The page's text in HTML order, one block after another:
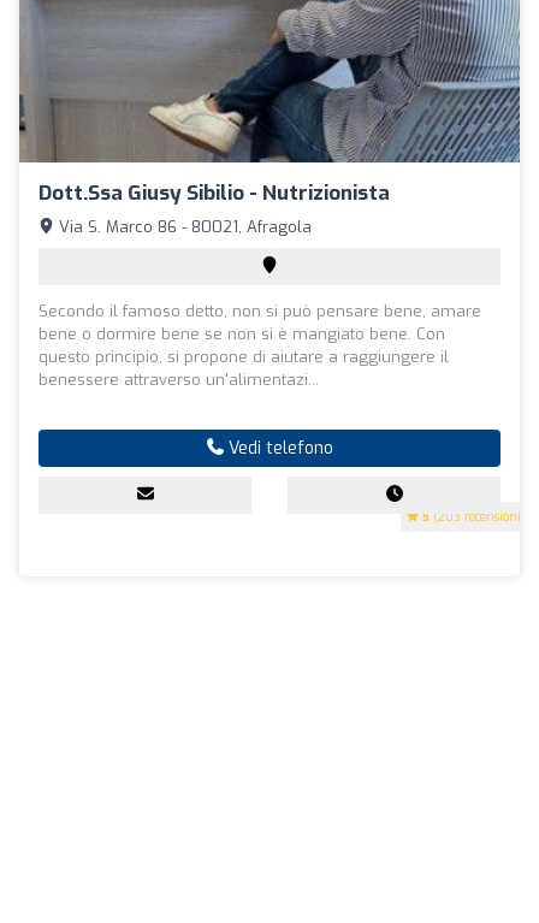
Dott.ssa Giusy Sibilio - Nutrizionista
5 (203 recensioni)
Via S. Marco 86 - 80021, Afragola
Secondo il famoso detto, non si può pensare bene, amare
bene o dormire bene se non si è mangiato bene. Con
questo principio, si propone di aiutare a raggiungere il
benessere attraverso un'alimentazi...
Vedi telefono